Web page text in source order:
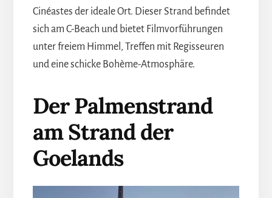
Cinéastes der ideale Ort. Dieser Strand befindet
sich am C-Beach und bietet Filmvorführungen
unter freiem Himmel, Treffen mit Regisseuren
und eine schicke Bohème-Atmosphäre.
Der Palmenstrand
am Strand der
Goelands